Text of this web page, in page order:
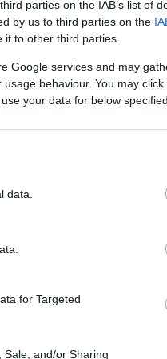
parties on the IAB’s list of
by us to third parties on the
to other third parties.
Google services and may
behaviour. You may
your data for below
data.
for Targeted
Sale, and/or Sharing
elixir de salud
La cúrcuma,
que
jengibre, con su
también aporta